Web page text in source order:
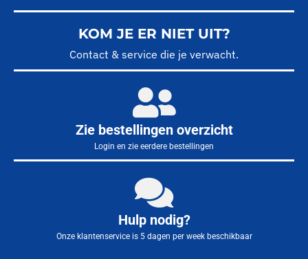
KOM JE ER NIET UIT?
Contact & service die je verwacht.
Zie bestellingen overzicht
Login en zie eerdere bestellingen
Hulp nodig?
Onze klantenservice is 5 dagen per week beschikbaar